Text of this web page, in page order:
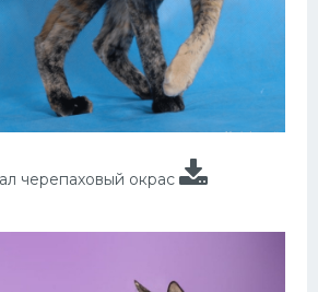
черепаховый окрас